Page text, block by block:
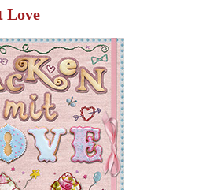
Love